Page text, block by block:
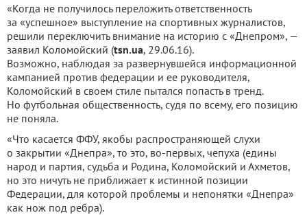
«Когда не получилось переложить ответственность
за «успешное» выступление на спортивных журналистов,
решили переключить внимание на историю с «Днепром», —
заявил Коломойский (tsn.ua, 29.06.16).
Возможно, наблюдая за развернувшейся информационной
кампанией против федерации и ее руководителя,
Коломойский в своем стиле пытался попасть в тренд.
Но футбольная общественность, судя по всему, его позицию
не поняла.
«Что касается ФФУ, якобы распространяющей слухи
о закрытии «Днепра», то это, во-первых, чепуха (едины
народ и партия, судьба и Родина, Коломойский и Ахметов,
но это ничуть не приближает к истинной позиции
Федерации, для которой проблемы и непонятки «Днепра»
как нож под ребра).